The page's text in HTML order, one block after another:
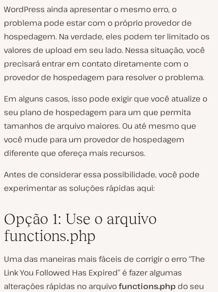
WordPress ainda apresentar o mesmo erro, o
problema pode estar com o próprio provedor de
hospedagem. Na verdade, eles podem ter limitado os
valores de upload em seu lado. Nessa situação, você
precisará entrar em contato diretamente com o
provedor de hospedagem para resolver o problema.
Em alguns casos, isso pode exigir que você atualize o
seu plano de hospedagem para um que permita
tamanhos de arquivo maiores. Ou até mesmo que
você mude para um provedor de hospedagem
diferente que ofereça mais recursos.
Antes de considerar essa possibilidade, você pode
experimentar as soluções rápidas aqui:
Opção 1: Use o arquivo
functions.php
Uma das maneiras mais fáceis de corrigir o erro “The
Link You Followed Has Expired” é fazer algumas
alterações rápidas no arquivofunctions.php do seu